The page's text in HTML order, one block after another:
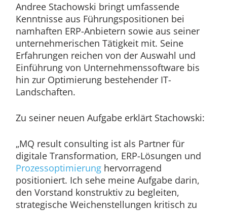
Andree Stachowski bringt umfassende
Kenntnisse aus Führungspositionen bei
namhaften ERP-Anbietern sowie aus seiner
unternehmerischen Tätigkeit mit. Seine
Erfahrungen reichen von der Auswahl und
Einführung von Unternehmenssoftware bis
hin zur Optimierung bestehender IT-
Landschaften.
Zu seiner neuen Aufgabe erklärt Stachowski:
„MQ result consulting ist als Partner für
digitale Transformation, ERP-Lösungen und
Prozessoptimierunghervorragend
positioniert. Ich sehe meine Aufgabe darin,
den Vorstand konstruktiv zu begleiten,
strategische Weichenstellungen kritisch zu